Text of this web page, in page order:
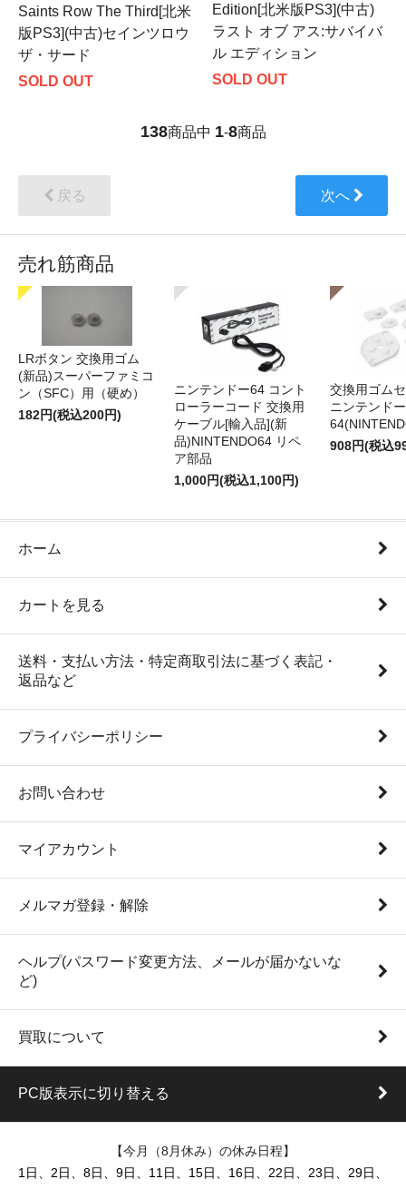
Saints Row The Third[北米
版PS3](中古)セインツロウ
ザ・サード
SOLD OUT
Edition[北米版PS3](中古)
ラスト オブ アス:サバイバ
ル エディション
SOLD OUT
138商品中 1-8商品
戻る 次へ
売れ筋商品
LRボタン 交換用ゴム
(新品)スーパーファミコ
ン（SFC）用（硬め）
182円(税込200円)
ニンテンドー64 コント
ローラーコード 交換用
ケーブル[輸入品](新
品)NINTENDO64 リペ
ア部品
1,000円(税込1,100円)
交換用ゴム
ニンテンドー
908円(税込
ホーム
カートを見る
送料・支払い方法・特定商取引法に基づく表記・
返品など
プライバシーポリシー
お問い合わせ
マイアカウント
メルマガ登録・解除
ヘルプ(パスワード変更方法、メールが届かないな
ど)
買取について
PC版表示に切り替える
【今月（8月休み）の休み日程】
1日、2日、8日、9日、11日、15日、16日、22日、23日、29日、